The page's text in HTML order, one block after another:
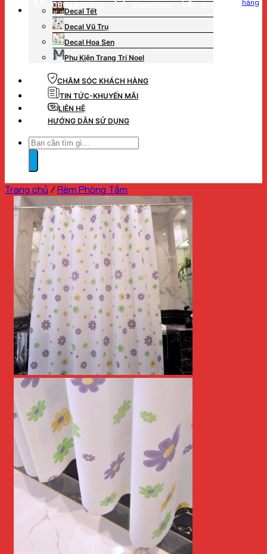
0869.831.520
Showroom
đơn hàng
hàng
Decal Tết
Decal Vũ Trụ
Decal Hoa Sen
Phụ Kiện Trang Trí Noel
CHĂM SÓC KHÁCH HÀNG
TIN TỨC-KHUYẾN MÃI
LIÊN HỆ
HƯỚNG DẪN SỬ DỤNG
Tìm
kiếm:
Trang chủ /Rèm Phòng Tắm